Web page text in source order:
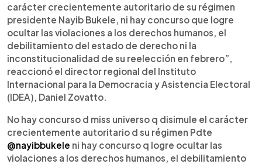
carácter crecientemente autoritario de su régimen
presidente Nayib Bukele, ni hay concurso que logre
ocultar las violaciones a los derechos humanos, el
debilitamiento del estado de derecho ni la
inconstitucionalidad de su reelección en febrero”,
reaccionó el director regional del Instituto
Internacional para la Democracia y Asistencia Electoral
(IDEA), Daniel Zovatto.
No hay concurso d miss universo q disimule el carácter
crecientemente autoritario d su régimen Pdte
@nayibbukele ni hay concurso q logre ocultar las
violaciones a los derechos humanos, el debilitamiento